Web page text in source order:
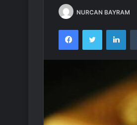
NURCAN BAYRAM
FacebookTwitter